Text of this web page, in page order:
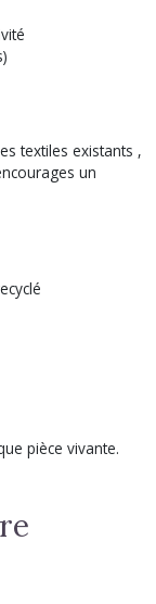
textiles existants ,
un
pièce vivante.